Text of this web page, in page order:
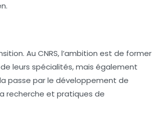
Au CNRS, l’ambition est de former
leurs spécialités, mais également
passe par le développement de
recherche et pratiques de